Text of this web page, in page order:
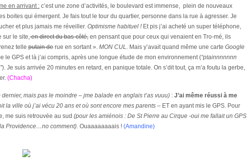
en arrivant : c’est une zone d’activités, le boulevard est immense, plein de nouveaux
boites qui émergent. Je fais tout le tour du quartier, personne dans la rue à agresser. Je
et plus jamais me réveiller. Optimisme habituel ! Et pis j’ai acheté un super téléphone,
sur le site,en direct du bas-côté, en pensant que pour ceux qui venaient en Tro-mé, ils
telle putain de rue en sortant ». MON CUL. Mais y’avait quand même une carte Google
le GPS et là j’ai compris, après une longue étude de mon environnement (“ptainnnnnnn
). Je suis arrivée 20 minutes en retard, en panique totale. On s’dit tout, ça m’a foutu la gerbe,
(Chacha)
dernier, mais pas le moindre – jme balade en anglais t’as vuuu) : J’ai même réussi à me
la ville où j’ai vécu 20 ans et où sont encore mes parents – ET en ayant mis le GPS. Pour
me suis retrouvée au sud (pour les amiénois : De St Pierre au Cirque -oui me fallait un GPS
Providence…no comment). Ouaaaaaaaais ! (Amandine)